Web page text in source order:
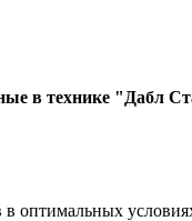
в технике
в оптимальных